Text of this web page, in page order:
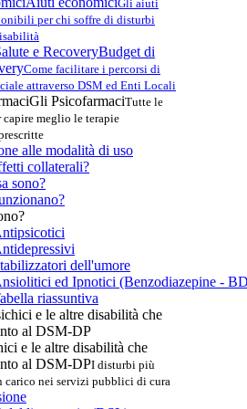
Gli aiuti
per chi soffre di disturbi
Budget di
Come facilitare i percorsi di
attraverso DSM ed Enti Locali
Gli PsicofarmaciTutte le
meglio le terapie
alle modalità di uso
collaterali?
sono?
dell'umore
ed Ipnotici (Benzodiazepine -
riassuntiva
e le altre disabilità che
al DSM-DPI disturbi più
carico nei servizi pubblici di cura